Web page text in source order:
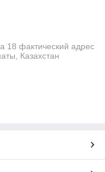
18 фактический адрес
Казахстан